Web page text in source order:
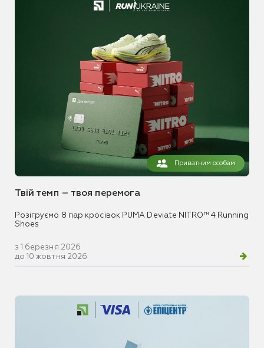
Приватним особам
Твій темп – твоя перемога
Розігруємо 8 пар кросівок PUMA Deviate NITRO™ 4 Running
Shoes
з 1 березня 2026
до 10 жовтня 2026